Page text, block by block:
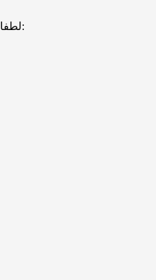
لطفا پاسخ را به عدد انگلیسی وارد کنید: